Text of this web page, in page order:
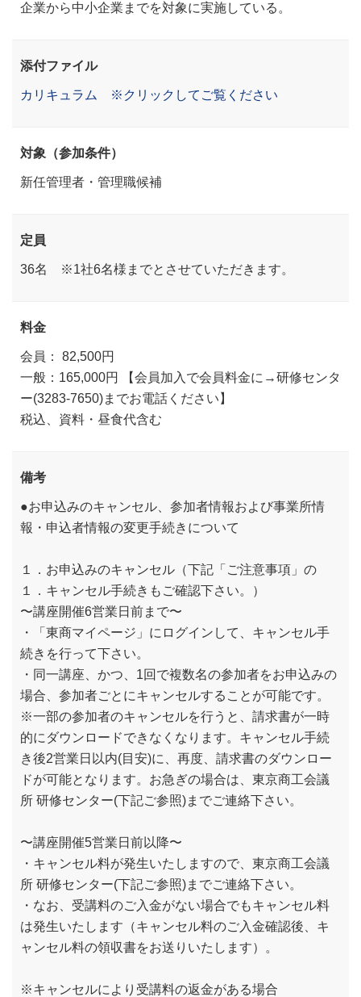
企業から中小企業までを対象に実施している。
添付ファイル
カリキュラム ※クリックしてご覧ください
対象（参加条件）
新任管理者・管理職候補
定員
36名 ※1社6名様までとさせていただきます。
料金
会員： 82,500円
一般：165,000円 【会員加入で会員料金に→研修センタ
ー(3283-7650)までお電話ください】
税込、資料・昼食代含む
備考
●お申込みのキャンセル、参加者情報および事業所情
報・申込者情報の変更手続きについて
１．お申込みのキャンセル（下記「ご注意事項」の
１．キャンセル手続きもご確認下さい。）
〜講座開催6営業日前まで〜
・「東商マイページ」にログインして、キャンセル手
続きを行って下さい。
・同一講座、かつ、1回で複数名の参加者をお申込みの
場合、参加者ごとにキャンセルすることが可能です。
※一部の参加者のキャンセルを行うと、請求書が一時
的にダウンロードできなくなります。キャンセル手続
き後2営業日以内(目安)に、再度、請求書のダウンロー
ドが可能となります。お急ぎの場合は、東京商工会議
所 研修センター(下記ご参照)までご連絡下さい。
〜講座開催5営業日前以降〜
・キャンセル料が発生いたしますので、東京商工会議
所 研修センター(下記ご参照)までご連絡下さい。
・なお、受講料のご入金がない場合でもキャンセル料
は発生いたします（キャンセル料のご入金確認後、キ
ャンセル料の領収書をお送りいたします）。
※キャンセルにより受講料の返金がある場合